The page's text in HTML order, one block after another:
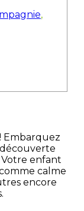
,
Embarquez
Votre enfant
calme
encore